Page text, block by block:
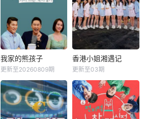
我家的熊孩子
更新至20260809期
香港小姐湘遇记
更新至03期